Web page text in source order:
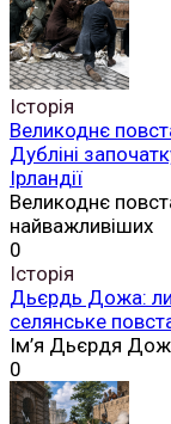
Історія
Великоднє
Дубліні
Ірландії
Великоднє
найважливіших
0
Історія
Дьєрдь Дожа:
селянське
Ім’я Дьєрдя
0